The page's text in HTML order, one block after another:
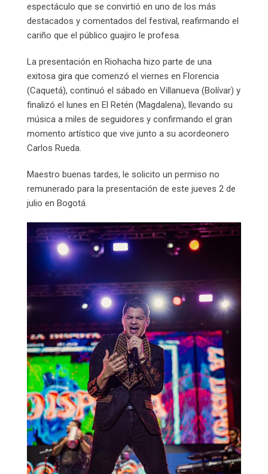
espectáculo que se convirtió en uno de los más
destacados y comentados del festival, reafirmando el
cariño que el público guajiro le profesa.
La presentación en Riohacha hizo parte de una
exitosa gira que comenzó el viernes en Florencia
(Caquetá), continuó el sábado en Villanueva (Bolívar) y
finalizó el lunes en El Retén (Magdalena), llevando su
música a miles de seguidores y confirmando el gran
momento artístico que vive junto a su acordeonero
Carlos Rueda.
Maestro buenas tardes, le solicito un permiso no
remunerado para la presentación de este jueves 2 de
julio en Bogotá.